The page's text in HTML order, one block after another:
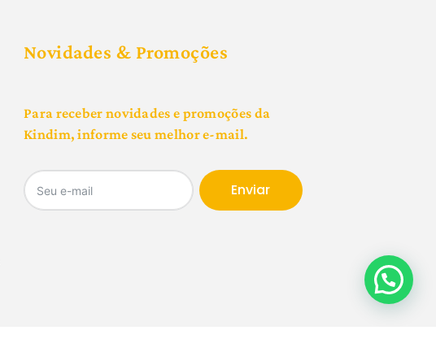
Novidades & Promoções
Para receber novidades e promoções da
Kindim, informe seu melhor e-mail.
Enviar